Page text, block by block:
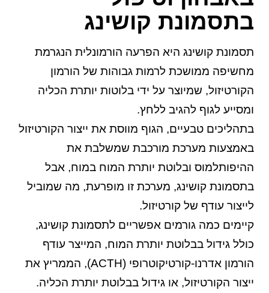
בתסמונת קושינג
תסמונת קושינג היא הפרעה הורמונלית הנגרמת
מחשיפה ממושכת לרמות גבוהות של הורמון
הקורטיזול, שמיוצר על ידי בלוטות יותרת הכליה
ומסייע לגוף להגיב ללחץ.
בתהליכים טבעיים, הגוף מווסת את ייצור הקורטיזול
באמצעות מערכת מורכבת שמשלבת את
ההיפותלמוס ובלוטת יותרת המוח במוח, אבל
בתסמונת קושינג, מערכת זו מופרעת, מה שמוביל
לייצור עודף של קורטיזול.
קיימים כמה גורמים אפשריים לתסמונת קושינג,
כולל גידול בבלוטת יותרת המוח, המייצר עודף
הורמון אדרנו-קורטיקוטרופי (ACTH), הממריץ את
ייצור הקורטיזול, או גידול בבלוטת יותרת הכליה.